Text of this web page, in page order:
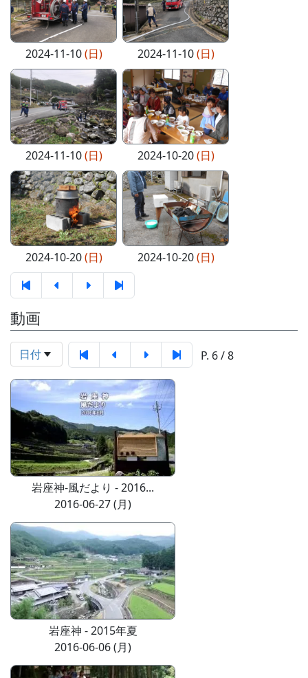
2024-11-10(日) 2024-11-10(日)
2024-11-10(日) 2024-10-20(日)
2024-10-20(日) 2024-10-20(日)
動画
日付 P. 6 / 8
岩座神-風だより - 2016...
2016-06-27 (月)
岩座神 - 2015年夏
2016-06-06 (月)